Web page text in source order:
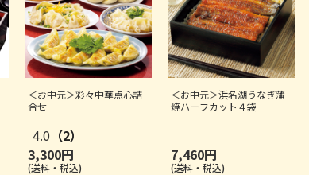
＜お中元＞彩々中華点心詰
合せ
4.0 （2）
3,300円
(送料・税込)
＜お中元＞浜名湖うなぎ蒲
焼ハーフカット４袋
7,460円
(送料・税込)